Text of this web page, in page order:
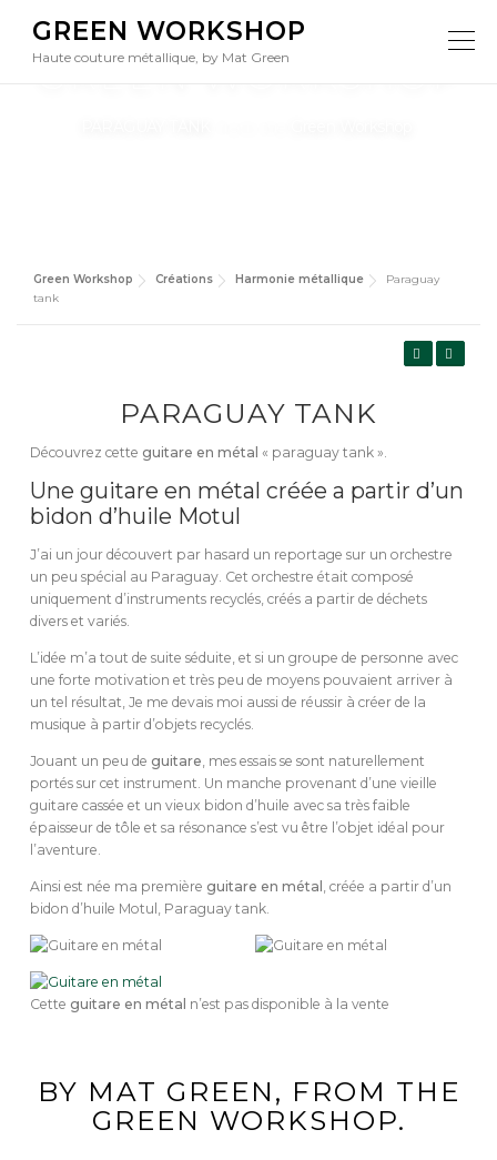
contenu
GREEN WORKSHOP
Haute couture métallique, by Mat Green
Menu
PARAGUAY TANK |
GREEN WORKSHOP
Green Workshop Créations Harmonie métallique
Paraguay
tank
PARAGUAY TANK
Découvrez cette guitare en métal « paraguay tank ».
Une guitare en métal créée a partir d’un
bidon d’huile Motul
J’ai un jour découvert par hasard un reportage sur un orchestre
un peu spécial au Paraguay. Cet orchestre était composé
uniquement d’instruments recyclés, créés a partir de déchets
divers et variés.
L’idée m’a tout de suite séduite, et si un groupe de personne avec
une forte motivation et très peu de moyens pouvaient arriver à
un tel résultat, Je me devais moi aussi de réussir à créer de la
musique à partir d’objets recyclés.
Jouant un peu de guitare, mes essais se sont naturellement
portés sur cet instrument. Un manche provenant d’une vieille
guitare cassée et un vieux bidon d’huile avec sa très faible
épaisseur de tôle et sa résonance s’est vu être l’objet idéal pour
l’aventure.
Ainsi est née ma première guitare en métal , créée a partir d’un
bidon d’huile Motul, Paraguay tank.
Cette guitare en métal n’est pas disponible à la vente
BY MAT GREEN, FROM THE
GREEN WORKSHOP.